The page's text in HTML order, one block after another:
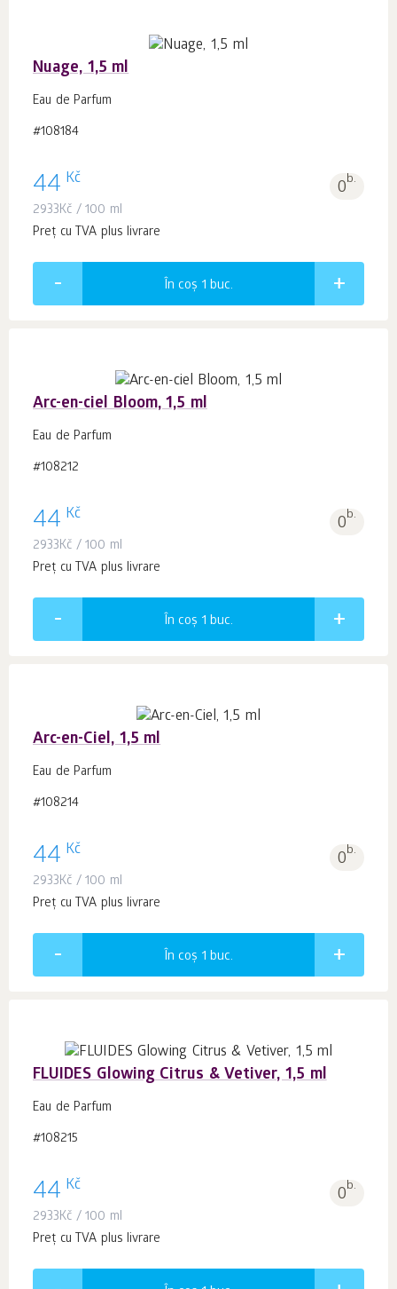
Nuage, 1,5 ml
Eau de Parfum
#108184
44 Kč 0b.
2933Kč / 100 ml
Preț cu TVA plus livrare
În coș 1 buc.
Arc-en-ciel Bloom, 1,5 ml
Eau de Parfum
#108212
44 Kč 0b.
2933Kč / 100 ml
Preț cu TVA plus livrare
În coș 1 buc.
Arc-en-Ciel, 1,5 ml
Eau de Parfum
#108214
44 Kč 0b.
2933Kč / 100 ml
Preț cu TVA plus livrare
În coș 1 buc.
FLUIDES Glowing Citrus & Vetiver, 1,5 ml
Eau de Parfum
#108215
44 Kč 0b.
2933Kč / 100 ml
Preț cu TVA plus livrare